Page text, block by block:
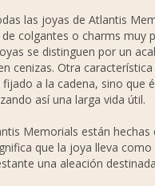
las joyas de Atlantis
colgantes o charms muy
se distinguen por un
cenizas. Otra
a la cadena, sino que
así una larga vida útil.
Memorials están hechas
que la joya lleva
una aleación